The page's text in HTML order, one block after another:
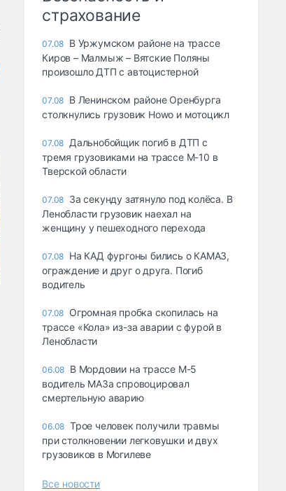
страхование
07.08 В Уржумском районе на трассе
Киров – Малмыж – Вятские Поляны
произошло ДТП с автоцистерной
07.08 В Ленинском районе Оренбурга
столкнулись грузовик Howo и мотоцикл
07.08 Дальнобойщик погиб в ДТП с
тремя грузовиками на трассе М-10 в
Тверской области
07.08 За секунду затянуло под колёса. В
Ленобласти грузовик наехал на
женщину у пешеходного перехода
07.08 На КАД фургоны бились о КАМАЗ,
ограждение и друг о друга. Погиб
водитель
07.08 Огромная пробка скопилась на
трассе «Кола» из-за аварии с фурой в
Ленобласти
06.08 В Мордовии на трассе М-5
водитель МАЗа спровоцировал
смертельную аварию
06.08 Трое человек получили травмы
при столкновении легковушки и двух
грузовиков в Могилеве
Все новости